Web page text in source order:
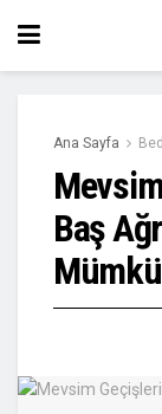
Ana Sayfa
Baş